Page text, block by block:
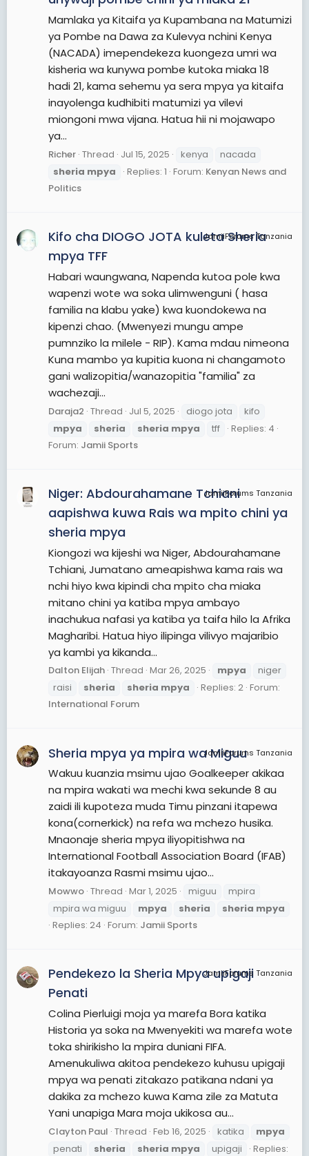
Mamlaka ya Kitaifa ya Kupambana na Matumizi
ya Pombe na Dawa za Kulevya nchini Kenya
(NACADA) imependekeza kuongeza umri wa
kisheria wa kunywa pombe kutoka miaka 18
hadi 21, kama sehemu ya sera mpya ya kitaifa
inayolenga kudhibiti matumizi ya vilevi
miongoni mwa vijana. Hatua hii ni mojawapo
ya...
Richer Thread Jul 15, 2025 kenya
nacada
sheria mpya Replies: 1 Forum: Kenyan News and
Politics
JamiiForums Tanzania
Kifo cha DIOGO JOTA kuleta Sheria
mpya TFF
Habari waungwana, Napenda kutoa pole kwa
wapenzi wote wa soka ulimwenguni ( hasa
familia na klabu yake) kwa kuondokewa na
kipenzi chao. (Mwenyezi mungu ampe
pumnziko la milele - RIP). Kama mdau nimeona
Kuna mambo ya kupitia kuona ni changamoto
gani walizopitia/wanazopitia "familia" za
wachezaji...
Daraja2 Thread Jul 5, 2025 diogo jota
kifo
mpya
sheria sheria mpya tff
Replies: 4
Forum: Jamii Sports
JamiiForums Tanzania
Niger: Abdourahamane Tchiani
aapishwa kuwa Rais wa mpito chini ya
sheria mpya
Kiongozi wa kijeshi wa Niger, Abdourahamane
Tchiani, Jumatano ameapishwa kama rais wa
nchi hiyo kwa kipindi cha mpito cha miaka
mitano chini ya katiba mpya ambayo
inachukua nafasi ya katiba ya taifa hilo la Afrika
Magharibi. Hatua hiyo ilipinga vilivyo majaribio
ya kambi ya kikanda...
Dalton Elijah Thread Mar 26, 2025 mpya
niger
raisi
sheria sheria mpya Replies: 2 Forum:
International Forum
JamiiForums Tanzania
Sheria mpya ya mpira wa Miguu
Wakuu kuanzia msimu ujao Goalkeeper akikaa
na mpira wakati wa mechi kwa sekunde 8 au
zaidi ili kupoteza muda Timu pinzani itapewa
kona(cornerkick) na refa wa mchezo husika.
Mnaonaje sheria mpya iliyopitishwa na
International Football Association Board (IFAB)
itakayoanza Rasmi msimu ujao...
Mowwo Thread Mar 1, 2025 miguu
mpira
mpira wa miguu
mpya sheria sheria mpya
Replies: 24 Forum: Jamii Sports
JamiiForums Tanzania
Pendekezo la Sheria Mpya upigaji
Penati
Colina Pierluigi moja ya marefa Bora katika
Historia ya soka na Mwenyekiti wa marefa wote
toka shirikisho la mpira duniani FIFA.
Amenukuliwa akitoa pendekezo kuhusu upigaji
mpya wa penati zitakazo patikana ndani ya
dakika za mchezo kuwa Kama zile za Matuta
Yani unapiga Mara moja ukikosa au...
Clayton Paul Thread Feb 16, 2025 katika
mpya
penati
sheria sheria mpya upigaji
Replies: